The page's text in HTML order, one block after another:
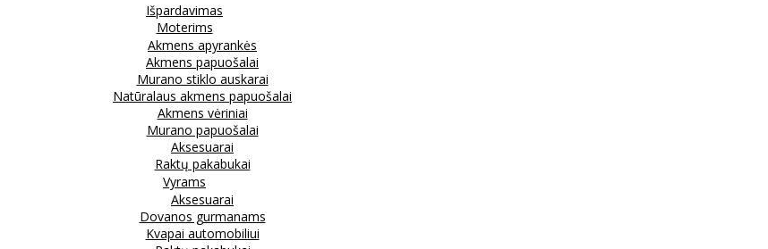
Išpardavimas
Moterims
Akmens apyrankės
Akmens papuošalai
Murano stiklo auskarai
Natūralaus akmens papuošalai
Akmens vėriniai
Murano papuošalai
Aksesuarai
Raktų pakabukai
Vyrams
Aksesuarai
Dovanos gurmanams
Kvapai automobiliui